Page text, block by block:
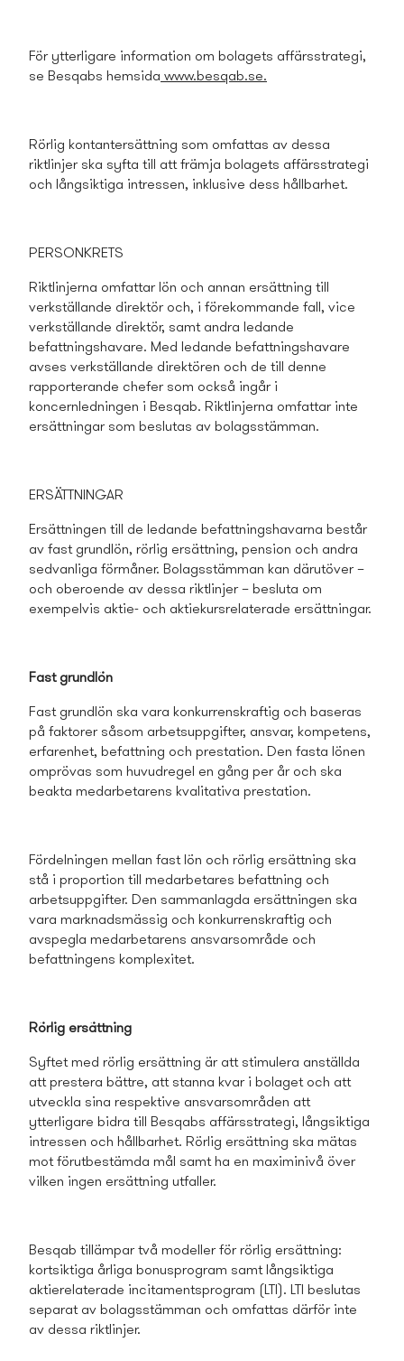
För ytterligare information om bolagets affärsstrategi,
se Besqabs hemsida www.besqab.se.
Rörlig kontantersättning som omfattas av dessa
riktlinjer ska syfta till att främja bolagets affärsstrategi
och långsiktiga intressen, inklusive dess hållbarhet.
PERSONKRETS
Riktlinjerna omfattar lön och annan ersättning till
verkställande direktör och, i förekommande fall, vice
verkställande direktör, samt andra ledande
befattningshavare. Med ledande befattningshavare
avses verkställande direktören och de till denne
rapporterande chefer som också ingår i
koncernledningen i Besqab. Riktlinjerna omfattar inte
ersättningar som beslutas av bolagsstämman.
ERSÄTTNINGAR
Ersättningen till de ledande befattningshavarna består
av fast grundlön, rörlig ersättning, pension och andra
sedvanliga förmåner. Bolagsstämman kan därutöver –
och oberoende av dessa riktlinjer – besluta om
exempelvis aktie- och aktiekursrelaterade ersättningar.
Fast grundlön
Fast grundlön ska vara konkurrenskraftig och baseras
på faktorer såsom arbetsuppgifter, ansvar, kompetens,
erfarenhet, befattning och prestation. Den fasta lönen
omprövas som huvudregel en gång per år och ska
beakta medarbetarens kvalitativa prestation.
Fördelningen mellan fast lön och rörlig ersättning ska
stå i proportion till medarbetares befattning och
arbetsuppgifter. Den samman­lagda ersättningen ska
vara marknadsmässig och konkurrenskraftig och
avspegla medarbetarens ansvarsområde och
befattningens komplexitet.
Rörlig ersättning
Syftet med rörlig ersättning är att stimulera anställda
att prestera bättre, att stanna kvar i bolaget och att
utveckla sina respektive ansvarsområden att
ytterligare bidra till Besqabs affärsstrategi, långsiktiga
intressen och hållbarhet. Rörlig ersättning ska mätas
mot förutbestämda mål samt ha en maximinivå över
vilken ingen ersättning utfaller.
Besqab tillämpar två modeller för rörlig ersättning:
kortsiktiga årliga bonusprogram samt långsiktiga
aktierelaterade incitaments­program (LTI). LTI beslutas
separat av bolagsstämman och omfattas därför inte
av dessa riktlinjer.